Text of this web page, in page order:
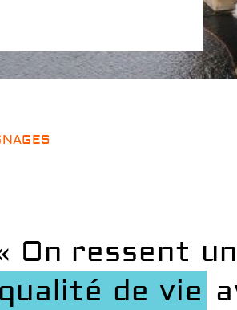
On ressent
qualité de vie